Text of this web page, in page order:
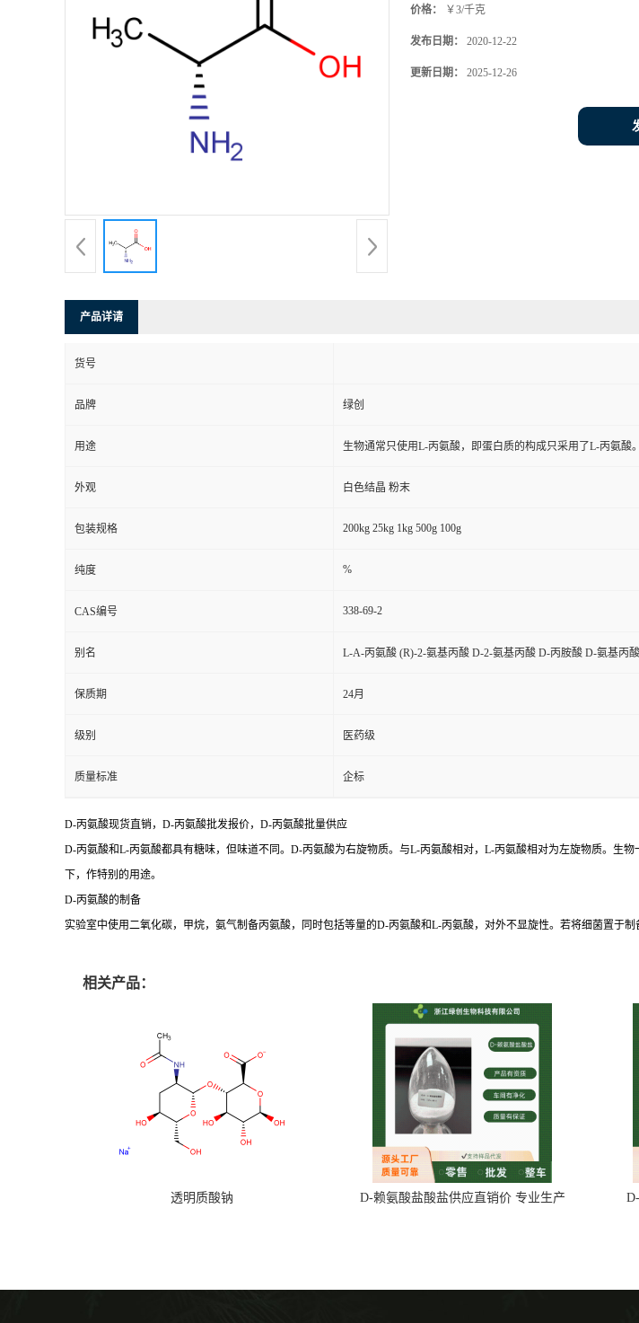
价格： ￥3/千克
发布日期： 2020-12-22
更新日期： 2025-12-26
产品详请
货号
品牌 绿创
用途 生物通常只使用L-丙氨酸，即蛋白质的构成只采用了L-丙氨酸
外观 白色结晶 粉末
包装规格 200kg 25kg 1kg 500g 100g
纯度 %
CAS编号 338-69-2
别名 L-A-丙氨酸 (R)-2-氨基丙酸 D-2-氨基丙酸 D-丙胺酸 D-氨基丙
保质期 24月
级别 医药级
质量标准 企标
D-丙氨酸现货直销，D-丙氨酸批发报价，D-丙氨酸批量供应
D-丙氨酸和L-丙氨酸都具有糖味，但味道不同。D-丙氨酸为右旋物质。与L-丙氨酸相对，L-丙氨酸相对为左旋物质。生
下，作特别的用途。
D-丙氨酸的制备
实验室中使用二氧化碳，甲烷，氨气制备丙氨酸，同时包括等量的D-丙氨酸和L-丙氨酸，对外不显旋性。若将细菌置于
相关产品：
透明质酸钠 D-赖氨酸盐酸盐供应直销价 专业生产